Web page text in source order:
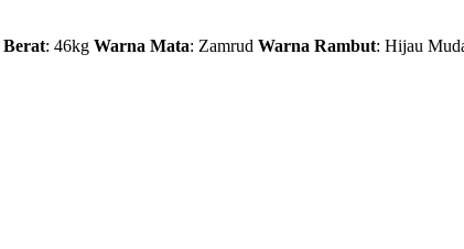
Berat: 46kg Warna Mata: Zamrud Warna Rambut: Hijau